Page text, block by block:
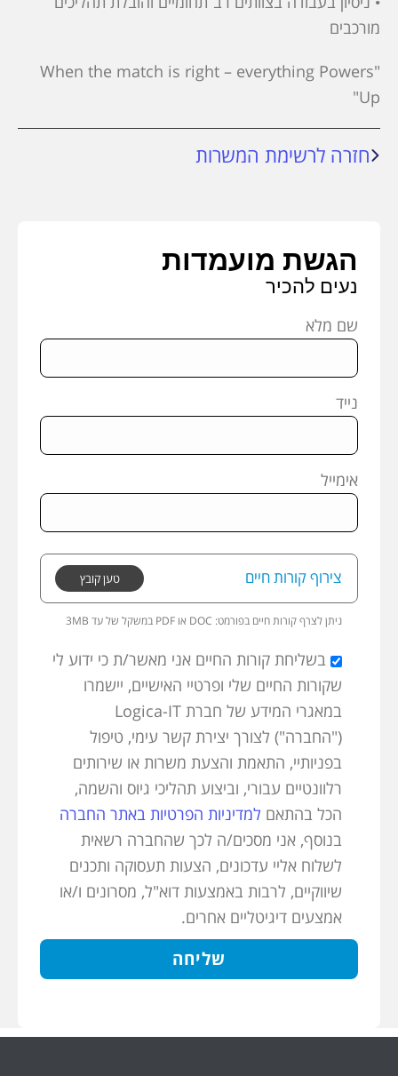
מורכבים
"When the match is right – everything Powers
Up"
חזרה לרשימת המשרות
הגשת מועמדות
נעים להכיר
שם מלא
נייד
אימייל
צירוף קורות חיים טען קובץ
ניתן לצרף קורות חיים בפורמט: 3MB במשקל של עד PDF או DOC
בשליחת קורות החיים אני מאשר/ת כי ידוע לי
שקורות החיים שלי ופרטיי האישיים, יישמרו
במאגרי המידע של חברת Logica-IT
("החברה") לצורך יצירת קשר עימי, טיפול
בפניותיי, התאמת והצעת משרות או שירותים
רלוונטיים עבורי, וביצוע תהליכי גיוס והשמה,
הכל בהתאם למדיניות הפרטיות באתר החברה
בנוסף, אני מסכים/ה לכך שהחברה רשאית
לשלוח אליי עדכונים, הצעות תעסוקה ותכנים
שיווקיים, לרבות באמצעות דוא"ל, מסרונים ו/או
אמצעים דיגיטליים אחרים.